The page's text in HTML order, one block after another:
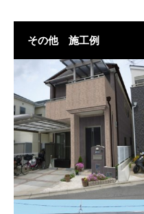
その他 施工例